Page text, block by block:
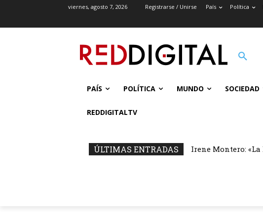
viernes, agosto 7, 2026 Registrarse / Unirse País Política
PAÍS POLÍTICA MUNDO SOCIEDAD
REDDIGITALTV
ÚLTIMAS ENTRADAS Irene Montero: